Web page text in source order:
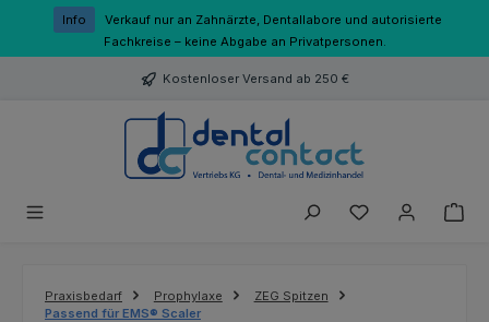
Zum Hauptinhalt springen
Info
Verkauf nur an Zahnärzte, Dentallabore und autorisierte
Fachkreise – keine Abgabe an Privatpersonen.
Kostenloser Versand ab 250 €
Du hast 0
Praxisbedarf Prophylaxe
ZEG Spitzen
Passend für EMS® Scaler